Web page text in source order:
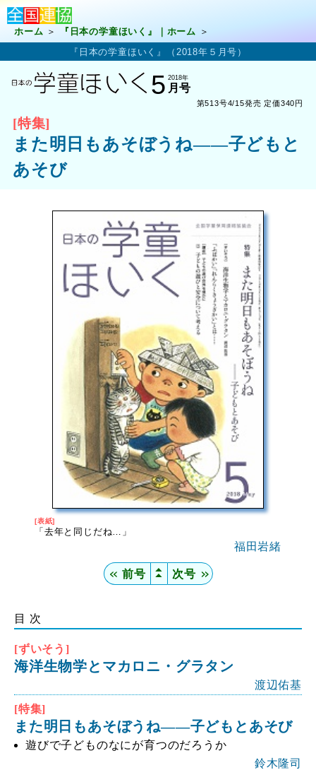
ホーム
『日本の学童ほいく』｜ホーム
『日本の学童ほいく』（2018年５月号）
5 2018年
月号
第513号4/15発売 定価340円
[特集]
また明日もあそぼうね――子どもと
あそび
[表紙]
「去年と同じだね…」
福田岩緒
＜＜ 前号
▲
▲
次号 ＞＞
目 次
[ずいそう]
海洋生物学とマカロニ・グラタン
渡辺佑基
[特集]
また明日もあそぼうね――子どもとあそび
遊びで子どものなにが育つのだろうか
鈴木隆司